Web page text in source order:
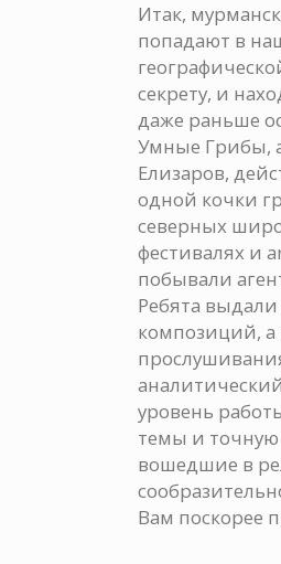
Итак,
попадают в
секрету, и
даже раньше
Умные Грибы,
Елизаров,
одной кочки
северных
фестивалях и
побывали
Ребята
композиций,
уровень
темы и точную
вошедшие в
Вам поскорее